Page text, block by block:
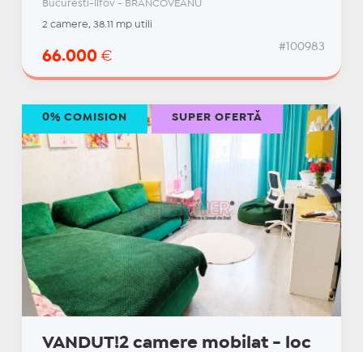
Bucuresti-Ilfov - BRANCOVEANU
2 camere, 38.11 mp utili
66.000 €
#100983
VANDUT!2 camere mobilat - loc
0% COMISION SUPER OFERTĂ